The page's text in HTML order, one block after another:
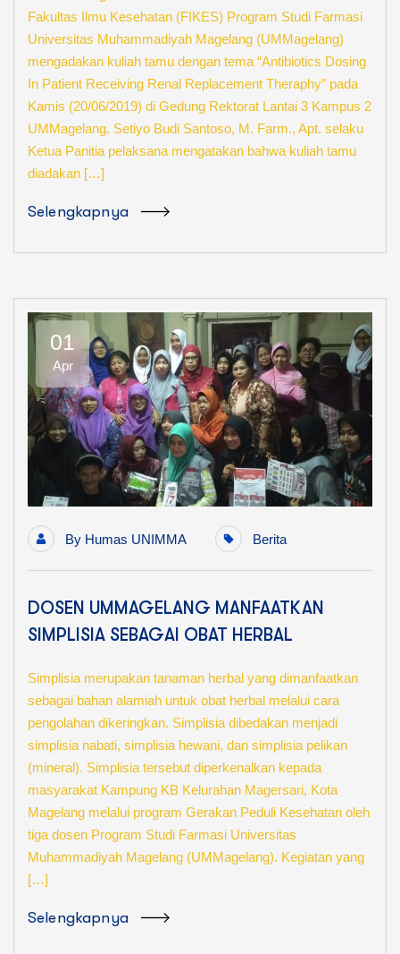
Fakultas Ilmu Kesehatan (FIKES) Program Studi Farmasi
Universitas Muhammadiyah Magelang (UMMagelang)
mengadakan kuliah tamu dengan tema “Antibiotics Dosing
In Patient Receiving Renal Replacement Theraphy” pada
Kamis (20/06/2019) di Gedung Rektorat Lantai 3 Kampus 2
UMMagelang. Setiyo Budi Santoso, M. Farm., Apt. selaku
Ketua Panitia pelaksana mengatakan bahwa kuliah tamu
diadakan […]
Selengkapnya
01
Apr
By Humas UNIMMA Berita
DOSEN UMMAGELANG MANFAATKAN
SIMPLISIA SEBAGAI OBAT HERBAL
Simplisia merupakan tanaman herbal yang dimanfaatkan
sebagai bahan alamiah untuk obat herbal melalui cara
pengolahan dikeringkan. Simplisia dibedakan menjadi
simplisia nabati, simplisia hewani, dan simplisia pelikan
(mineral). Simplisia tersebut diperkenalkan kepada
masyarakat Kampung KB Kelurahan Magersari, Kota
Magelang melalui program Gerakan Peduli Kesehatan oleh
tiga dosen Program Studi Farmasi Universitas
Muhammadiyah Magelang (UMMagelang). Kegiatan yang
[…]
Selengkapnya